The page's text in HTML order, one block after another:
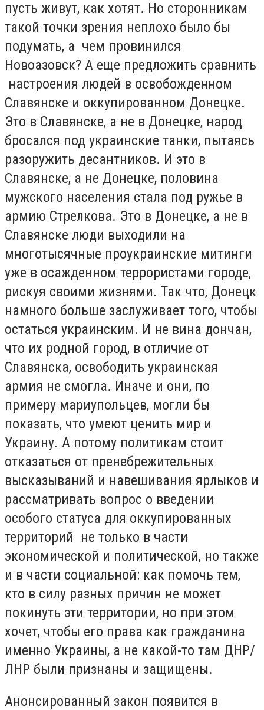
пусть живут, как хотят. Но сторонникам
такой точки зрения неплохо было бы
подумать, а чем провинился
Новоазовск? А еще предложить сравнить
настроения людей в освобожденном
Славянске и оккупированном Донецке.
Это в Славянске, а не в Донецке, народ
бросался под украинские танки, пытаясь
разоружить десантников. И это в
Славянске, а не Донецке, половина
мужского населения стала под ружье в
армию Стрелкова. Это в Донецке, а не в
Славянске люди выходили на
многотысячные проукраинские митинги
уже в осажденном террористами городе,
рискуя своими жизнями. Так что, Донецк
намного больше заслуживает того, чтобы
остаться украинским. И не вина дончан,
что их родной город, в отличие от
Славянска, освободить украинская
армия не смогла. Иначе и они, по
примеру мариупольцев, могли бы
показать, что умеют ценить мир и
Украину. А потому политикам стоит
отказаться от пренебрежительных
высказываний и навешивания ярлыков и
рассматривать вопрос о введении
особого статуса для оккупированных
территорий не только в части
экономической и политической, но также
и в части социальной: как помочь тем,
кто в силу разных причин не может
покинуть эти территории, но при этом
хочет, чтобы его права как гражданина
именно Украины, а не какой-то там ДНР/
ЛНР были признаны и защищены.
Анонсированный закон появится в